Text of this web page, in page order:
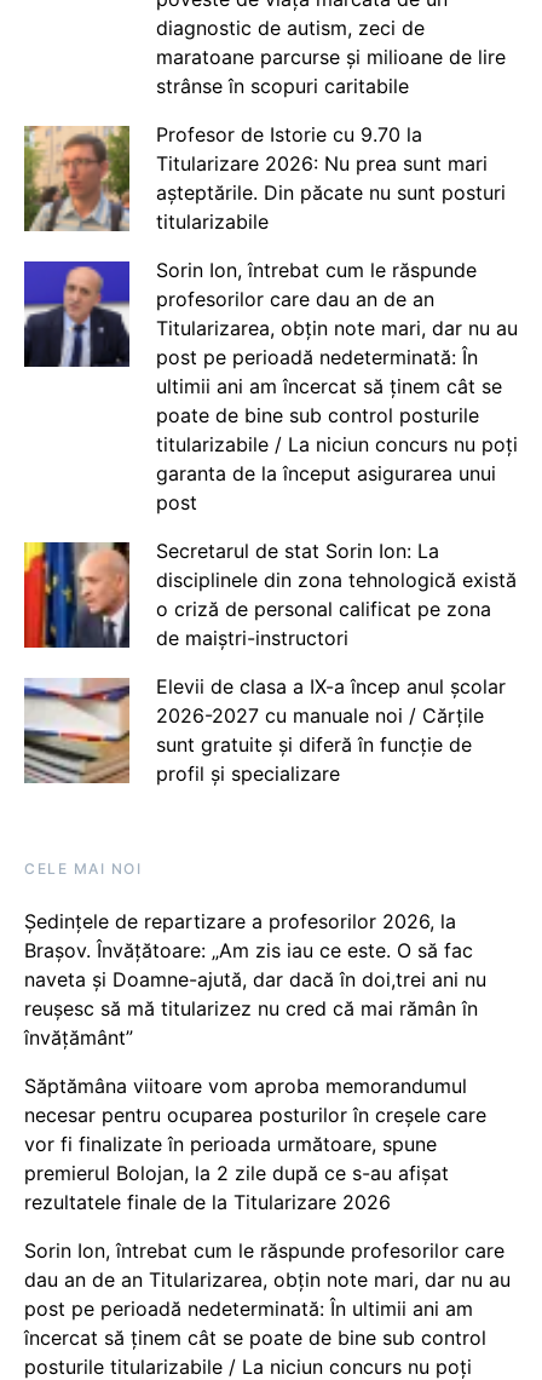
diagnostic de autism, zeci de
maratoane parcurse și milioane de lire
strânse în scopuri caritabile
Profesor de Istorie cu 9.70 la
Titularizare 2026: Nu prea sunt mari
așteptările. Din păcate nu sunt posturi
titularizabile
Sorin Ion, întrebat cum le răspunde
profesorilor care dau an de an
Titularizarea, obțin note mari, dar nu au
post pe perioadă nedeterminată: În
ultimii ani am încercat să ținem cât se
poate de bine sub control posturile
titularizabile / La niciun concurs nu poți
garanta de la început asigurarea unui
post
Secretarul de stat Sorin Ion: La
disciplinele din zona tehnologică există
o criză de personal calificat pe zona
de maiștri-instructori
Elevii de clasa a IX-a încep anul școlar
2026-2027 cu manuale noi / Cărțile
sunt gratuite și diferă în funcție de
profil și specializare
CELE MAI NOI
Ședințele de repartizare a profesorilor 2026, la
Brașov. Învățătoare: „Am zis iau ce este. O să fac
naveta și Doamne-ajută, dar dacă în doi,trei ani nu
reușesc să mă titularizez nu cred că mai rămân în
învățământ”
Săptămâna viitoare vom aproba memorandumul
necesar pentru ocuparea posturilor în creșele care
vor fi finalizate în perioada următoare, spune
premierul Bolojan, la 2 zile după ce s-au afișat
rezultatele finale de la Titularizare 2026
Sorin Ion, întrebat cum le răspunde profesorilor care
dau an de an Titularizarea, obțin note mari, dar nu au
post pe perioadă nedeterminată: În ultimii ani am
încercat să ținem cât se poate de bine sub control
posturile titularizabile / La niciun concurs nu poți